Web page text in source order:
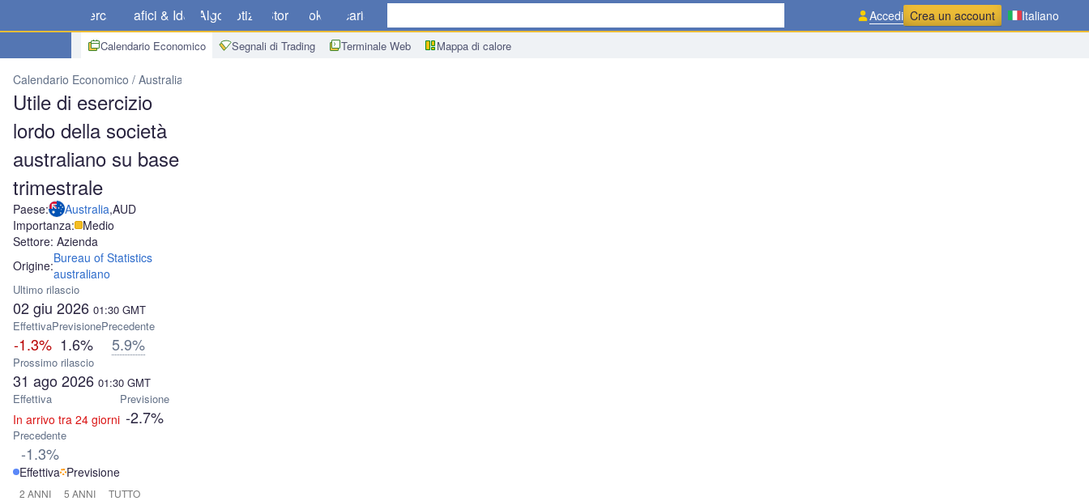
Mercati Grafici & Idee Algo Notizie Store Broker Scarica
Calendario Economico Segnali di Trading Terminale Web Mappa di calore
Accedi Crea un account Italiano
Calendario Economico Australia
Utile di esercizio
lordo della società
australiano su base
trimestrale
Paese: Australia,AUD
Importanza: Medio
Settore: Azienda
Origine:Bureau of Statistics
australiano
Ultimo rilascio
02 giu 2026 01:30 GMT
Effettiva
-1.3%
Previsione
1.6%
Precedente
5.9%
Prossimo rilascio
31 ago 2026 01:30 GMT
Effettiva
In arrivo tra 24 giorni
Previsione
-2.7%
Precedente
-1.3%
Effettiva Previsione
2 ANNI 5 ANNI TUTTO